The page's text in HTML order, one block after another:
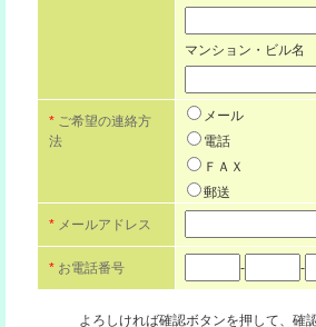
マンション・ビル名
*ご希望の連絡方
法
メール
電話
ＦＡＸ
郵送
*メールアドレス
*お電話番号 - -
よろしければ確認ボタンを押して、確